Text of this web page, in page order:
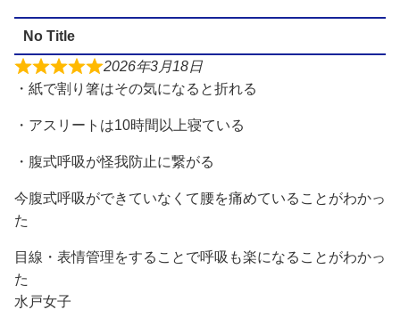
No Title
2026年3月18日
・紙で割り箸はその気になると折れる
・アスリートは10時間以上寝ている
・腹式呼吸が怪我防止に繋がる
今腹式呼吸ができていなくて腰を痛めていることがわかっ
た
目線・表情管理をすることで呼吸も楽になることがわかっ
た
水戸女子